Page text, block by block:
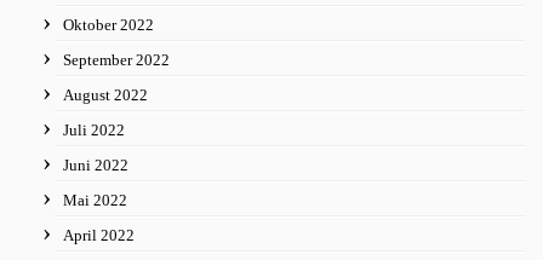
Oktober 2022
September 2022
August 2022
Juli 2022
Juni 2022
Mai 2022
April 2022